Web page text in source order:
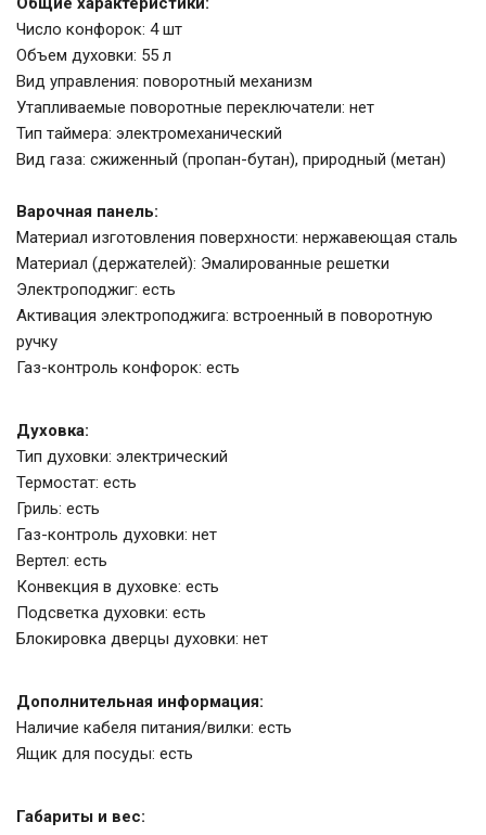
Число конфорок: 4 шт
Объем духовки: 55 л
Вид управления: поворотный механизм
Утапливаемые поворотные переключатели: нет
Тип таймера: электромеханический
Вид газа: сжиженный (пропан-бутан), природный (метан)
Варочная панель:
Материал изготовления поверхности: нержавеющая сталь
Материал (держателей): Эмалированные решетки
Электроподжиг: есть
Активация электроподжига: встроенный в поворотную
ручку
Газ-контроль конфорок: есть
Духовка:
Тип духовки: электрический
Термостат: есть
Гриль: есть
Газ-контроль духовки: нет
Вертел: есть
Конвекция в духовке: есть
Подсветка духовки: есть
Блокировка дверцы духовки: нет
Дополнительная информация:
Наличие кабеля питания/вилки: есть
Ящик для посуды: есть
Габариты и вес: